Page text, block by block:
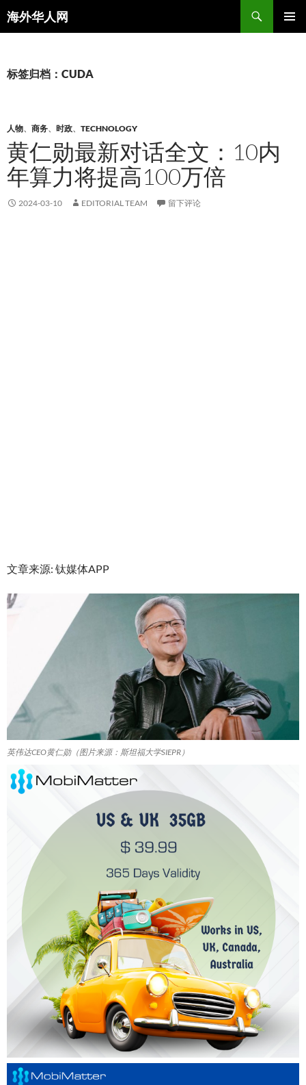
海外华人网
搜
索
文
标签归档：CUDA
人物、 商务、 时政、 TECHNOLOGY
黄仁勋最新对话全文：10内
年算力将提高100万倍
2024-03-10 EDITORIAL TEAM 留下评论
文章来源: 钛媒体APP
英伟达CEO黄仁勋（图片来源：斯坦福大学SIEPR）